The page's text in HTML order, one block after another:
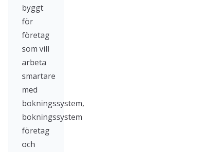
byggt
för
företag
som vill
arbeta
smartare
med
bokningssystem,
bokningssystem
företag
och